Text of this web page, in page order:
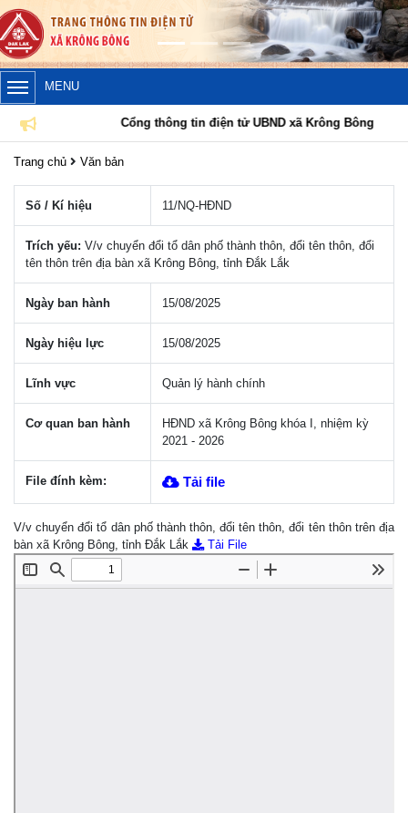
MENU
Cổng thông tin điện tử UBND xã Krông Bông
Trang chủ Văn bản
Số / Kí hiệu 11/NQ-HÐND
Trích yếu: V/v chuyển đổi tổ dân phố thành thôn, đổi tên thôn, đổi
tên thôn trên địa bàn xã Krông Bông, tỉnh Đắk Lắk
Ngày ban hành 15/08/2025
Ngày hiệu lực 15/08/2025
Lĩnh vực Quản lý hành chính
Cơ quan ban hành
HĐND xã Krông Bông khóa I, nhiệm kỳ
2021 - 2026
File đính kèm: Tải file
V/v chuyển đổi tổ dân phố thành thôn, đổi tên thôn, đổi tên thôn trên địa
bàn xã Krông Bông, tỉnh Đắk Lắk
Tải File